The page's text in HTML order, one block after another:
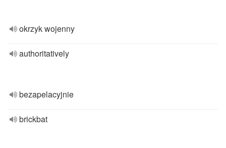
okrzyk wojenny
authoritatively
bezapelacyjnie
brickbat